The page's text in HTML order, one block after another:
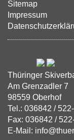
Sitemap
Impressum
Thüringer
Am Grenzadler 7
98559 Oberhof
Tel.: 036842 /
Fax: 036842 /
E-Mail: